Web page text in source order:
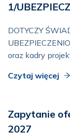
1/
DOTYCZY
oraz kadry
Czytaj więcej
Zapytanie
2027